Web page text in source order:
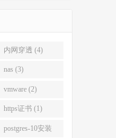
内网穿透 (4)
nas (3)
vmware (2)
https证书 (1)
postgres-10安装